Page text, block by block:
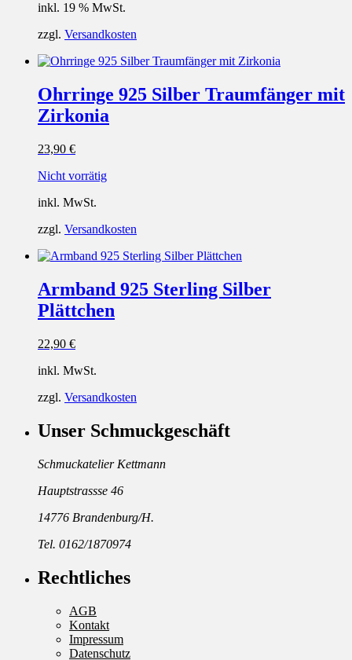
inkl. 19 % MwSt.
zzgl. Versandkosten
Ohrringe 925 Silber Traumfänger mit
Zirkonia
23,90 €
Nicht vorrätig
inkl. MwSt.
zzgl. Versandkosten
Armband 925 Sterling Silber
Plättchen
22,90 €
inkl. MwSt.
zzgl. Versandkosten
Unser Schmuckgeschäft
Schmuckatelier Kettmann
Hauptstrassse 46
14776 Brandenburg/H.
Tel. 0162/1870974
Rechtliches
AGB
Kontakt
Impressum
Datenschutz